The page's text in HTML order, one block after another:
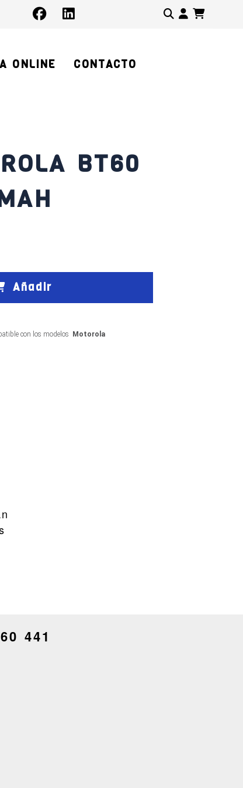
ONLINE CONTACTO
BT60
Añadir
con los modelos
Motorola
441